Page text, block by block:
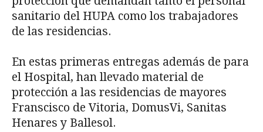
sanitario del HUPA como los trabajadores
de las residencias.
En estas primeras entregas además de para
el Hospital, han llevado material de
protección a las residencias de mayores
Franscisco de Vitoria, DomusVi, Sanitas
Henares y Ballesol.